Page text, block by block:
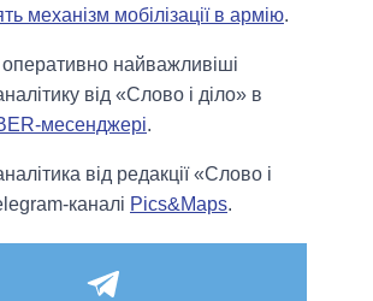
механізм мобілізації в армію.
найважливіші
від «Слово і діло» в
месенджері.
від редакції «Слово і
каналі Pics&Maps.